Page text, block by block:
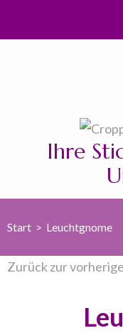
Ihre
Start > Leuchtgnome
Zurück zur